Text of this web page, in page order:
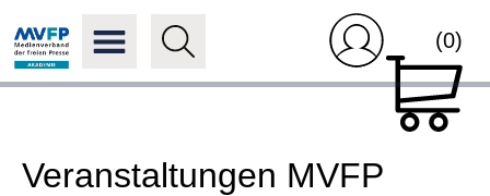
(0)
Veranstaltungen MVFP